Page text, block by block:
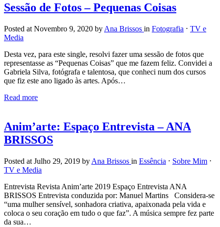
Sessão de Fotos – Pequenas Coisas
Posted at Novembro 9, 2020 by Ana Brissos in Fotografia ⋅ TV e
Media
Desta vez, para este single, resolvi fazer uma sessão de fotos que
representasse as “Pequenas Coisas” que me fazem feliz. Convidei a
Gabriela Silva, fotógrafa e talentosa, que conheci num dos cursos
que fiz este ano ligado às artes. Após…
Read more
Anim’arte: Espaço Entrevista – ANA
BRISSOS
Posted at Julho 29, 2019 by Ana Brissos in Essência ⋅ Sobre Mim ⋅
TV e Media
Entrevista Revista Anim’arte 2019 Espaço Entrevista ANA
BRISSOS Entrevista conduzida por: Manuel Martins Considera-se
“uma mulher sensível, sonhadora criativa, apaixonada pela vida e
coloca o seu coração em tudo o que faz”. A música sempre fez parte
da sua…